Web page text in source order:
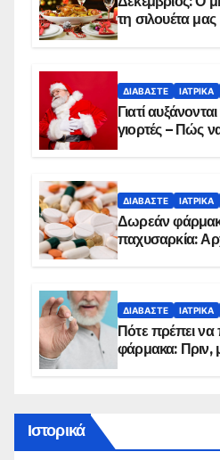
τη σιλουέτα μας
ΔΙΑΒΆΣΤΕ ΙΑΤΡΙΚΆ
Γιατί
γιορτές – Πώς
ΔΙΑΒΆΣΤΕ ΙΑΤΡΙΚΆ
Δωρεάν
παχυσαρκία:
ΔΙΑΒΆΣΤΕ ΙΑΤΡΙΚΆ
Πότε πρέπει να
φάρμακα: Πριν,
Ιστορικά